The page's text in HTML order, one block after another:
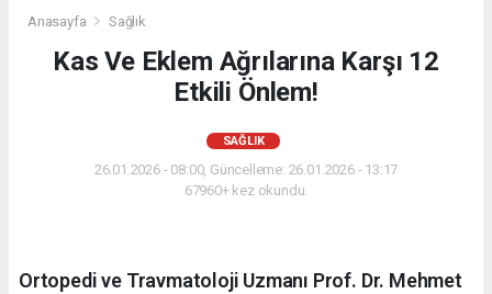
Anasayfa Sağlık
Kas Ve Eklem Ağrılarına Karşı 12
Etkili Önlem!
SAĞLIK
26.01.2026 - 08:00, Güncelleme: 26.01.2026 - 13:17
67960+ kez okundu.
Ortopedi ve Travmatoloji Uzmanı Prof. Dr. Mehmet